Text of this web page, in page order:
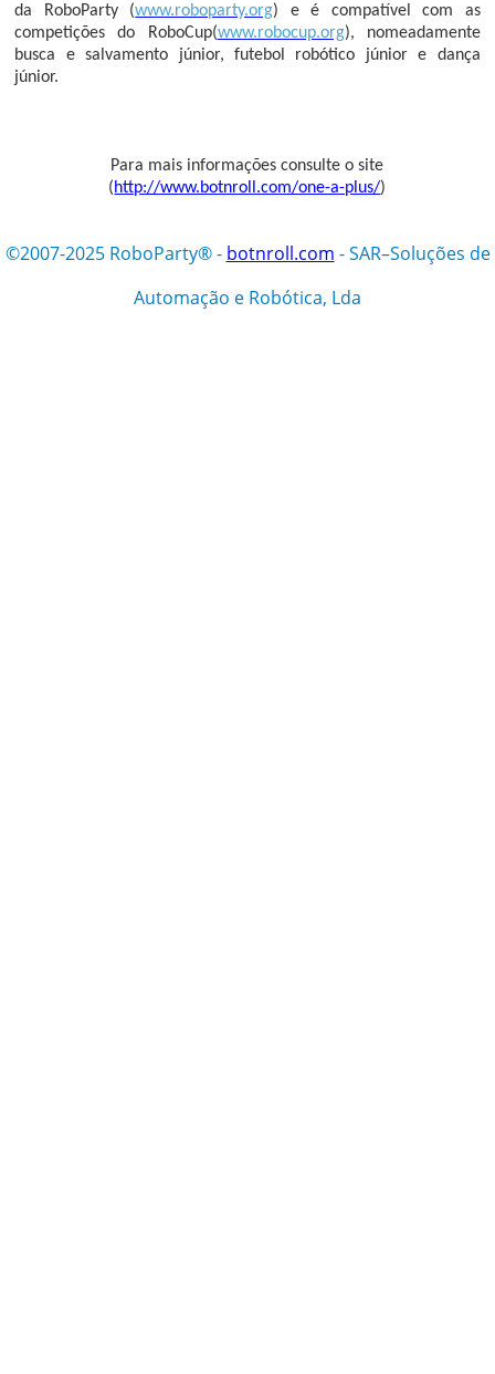
©2007-2025 RoboParty® - botnroll.com - SAR–Soluções de
Automação e Robótica, Lda
da
RoboParty(www.roboparty.org) e é compatível com as
competições do
RoboCup(www.robocup.org), nomeadamente
busca e salvamento júnior, futebol robótico júnior e dança
júnior.
Para mais informações consulte o site
(http://www.botnroll.com/one-a-plus/)